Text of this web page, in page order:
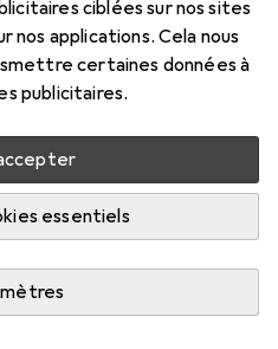
ciblées sur nos sites
nos applications. Cela nous
certaines données à
publicitaires.
essentiels
Marque
20/8
chez le fournisseur
disponible plus tôt